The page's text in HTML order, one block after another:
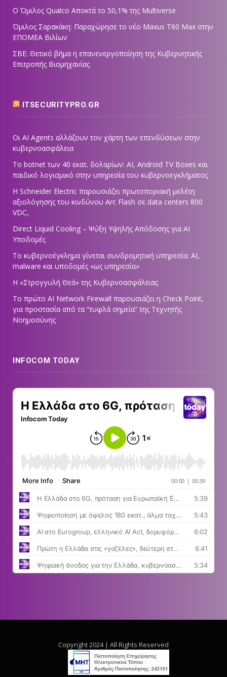
Ο Όμιλος Qualco Αποκτά το 50,1% της Multiverse
Όμιλος Σαρακάκη: Παραχώρησε το νέο Maxus T60 Max στην
ΕΠΟΜΕΑ Βιλίων
ΣΒΕ: Θετικό βήμα η επανενεργοποίηση της Κυβερνητικής
Επιτροπής Βιομηχανίας
ITSECURITYPRO.GR
Οι AI Agents αλλάζουν τον χάρτη των επενδύσεων στην
κυβερνοασφάλεια
Το botnet των 40 εκατ. δολαρίων: AI, Android TV Boxes και
παιδικό λογισμικό στην υπηρεσία του κυβερνοεγκλήματος
Η Schneider Electric παρουσιάζει πρωτοποριακή μελέτη
αξιολόγησης του κινδύνου Arc Flash σε data centers 800
VDC,
Direct Liquid Cooling – Ψύξη Υψηλής Απόδοσης για AI
Υποδομές
Το κυβερνοέγκλημα γίνεται συνδρομητική υπηρεσία: AI,
malware και υποδομές «ως υπηρεσία»
Η «Στρογγυλή Θεά» της Κυβερνοασφάλειας
Tο πρώτο AI Network Firewall παρουσιάζει η Check Point,
για προστασία από τα “τυφλά σημεία” της Τεχνητής
Νοημοσύνης
INFOCOM TODAY
Copyright 2024 | All Rights Reserved